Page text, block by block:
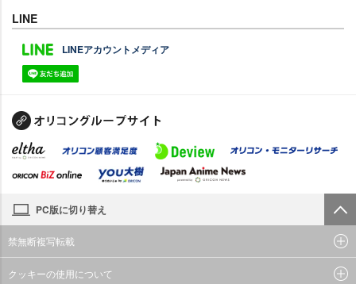
LINE
LINEアカウントメディア
PC版に切り替え
禁無断複写転載
クッキーの使用について